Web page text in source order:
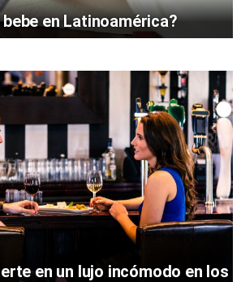
bebe en Latinoamérica?
en un lujo incómodo en los